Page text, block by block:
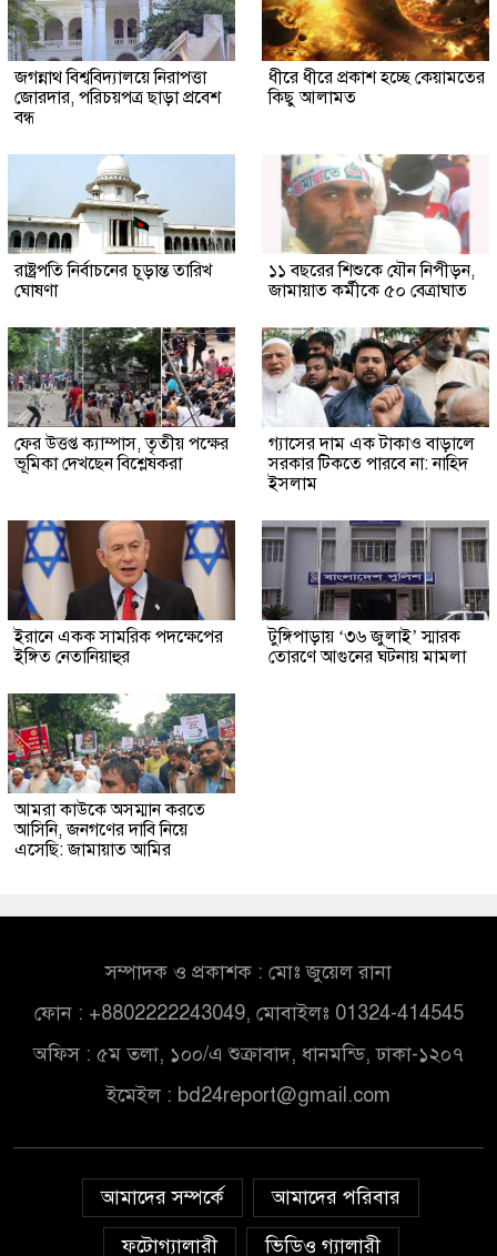
জগন্নাথ বিশ্ববিদ্যালয়ে নিরাপত্তা
জোরদার, পরিচয়পত্র ছাড়া প্রবেশ
বন্ধ
ধীরে ধীরে প্রকাশ হচ্ছে কেয়ামতের
কিছু আলামত
রাষ্ট্রপতি নির্বাচনের চূড়ান্ত তারিখ
ঘোষণা
১১ বছরের শিশুকে যৌন নিপীড়ন,
জামায়াত কর্মীকে ৫০ বেত্রাঘাত
ফের উত্তপ্ত ক্যাম্পাস, তৃতীয় পক্ষের
ভূমিকা দেখছেন বিশ্লেষকরা
গ্যাসের দাম এক টাকাও বাড়ালে
সরকার টিকতে পারবে না: নাহিদ
ইসলাম
ইরানে একক সামরিক পদক্ষেপের
ইঙ্গিত নেতানিয়াহুর
টুঙ্গিপাড়ায় ‘৩৬ জুলাই’ স্মারক
তোরণে আগুনের ঘটনায় মামলা
আমরা কাউকে অসম্মান করতে
আসিনি, জনগণের দাবি নিয়ে
এসেছি: জামায়াত আমির
সম্পাদক ও প্রকাশক : মোঃ জুয়েল রানা
ফোন : +8802222243049, মোবাইলঃ 01324-414545
অফিস : ৫ম তলা, ১০০/এ শুক্রাবাদ, ধানমন্ডি, ঢাকা-১২০৭
ইমেইল : bd24report@gmail.com
আমাদের সম্পর্কে
আমাদের পরিবার
ফটোগ্যালারী
ভিডিও গ্যালারী